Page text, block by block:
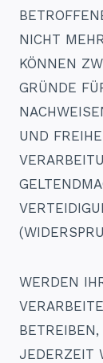
NICHT
KÖNNEN
GRÜNDE
UND
WERDEN
JEDERZEIT